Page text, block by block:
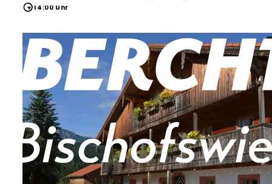
14:00 Uhr